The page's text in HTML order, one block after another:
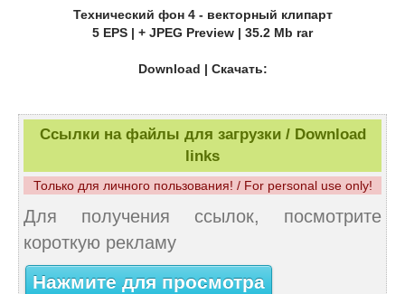
Технический фон 4 - векторный клипарт
5 EPS | + JPEG Preview | 35.2 Mb rar
Download | Скачать:
Ссылки на файлы для загрузки / Download
links
Только для личного пользования! / For personal use only!
Для получения ссылок, посмотрите
короткую рекламу
Нажмите для просмотра